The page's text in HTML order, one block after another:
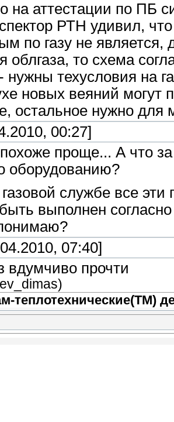
на аттестации по ПБ
РТН удивил,
по газу не
облгаза, то схема
нужны техусловия на
новых веяний могут
остальное нужно для
00:27]
проще... А что за
оборудованию?
службе все
выполнен
07:40]
вдумчиво прочти
)
теплотехнические(ТМ)